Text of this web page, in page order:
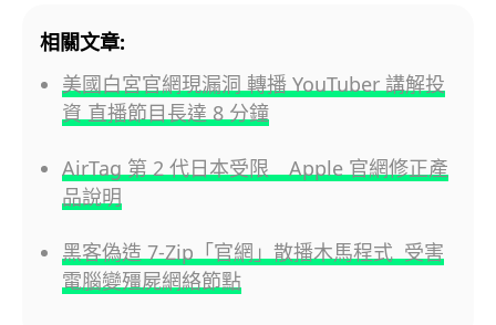
相關文章:
美國白宮官網現漏洞 轉播 YouTuber 講解投
資 直播節目長達 8 分鐘
AirTag 第 2 代日本受限 Apple 官網修正產
品說明
黑客偽造 7-Zip「官網」散播木馬程式 受害
電腦變殭屍網絡節點